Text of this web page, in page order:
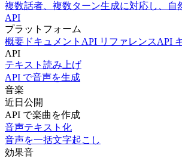
複数話者、複数ターン生成に対応し、
API
プラットフォーム
概要 ドキュメント API リファレンスAPI
API
テキスト読み上げ
API で音声を生成
音楽
近日公開
API で楽曲を作成
音声テキスト化
音声を一括文字起こし
効果音